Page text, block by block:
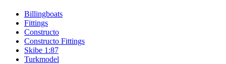
Billingboats
Fittings
Constructo
Constructo Fittings
Skibe 1:87
Turkmodel